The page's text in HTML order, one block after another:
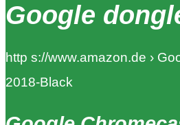
Google
http s://www.amazon.de ›
2018-Black